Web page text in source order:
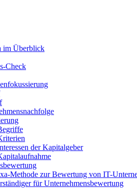
im Überblick
Check
der Kapitalgeber
Methode zur Bewertung von IT-
für Unternehmensbewertung